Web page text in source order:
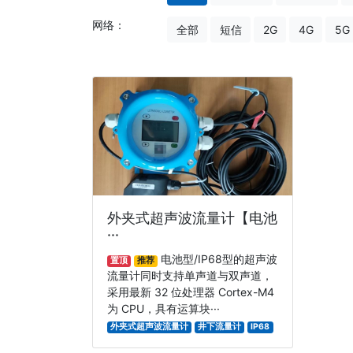
网络： 全部 短信 2G 4G 5G
外夹式超声波流量计【电池
···
置顶 推荐
电池型/IP68型的超声波
流量计同时支持单声道与双声道，
采用最新 32 位处理器 Cortex-M4
为 CPU，具有运算块···
外夹式超声波流量计 井下流量计 IP68